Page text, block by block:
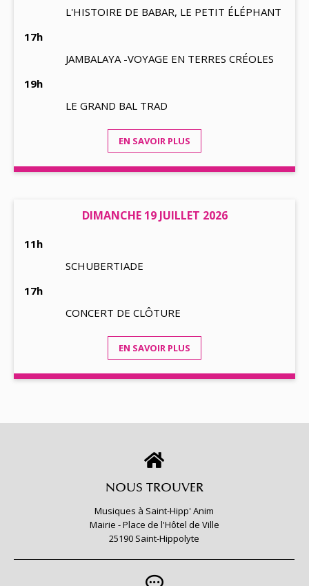
L'HISTOIRE DE BABAR, LE PETIT ÉLÉPHANT
17h
JAMBALAYA -VOYAGE EN TERRES CRÉOLES
19h
LE GRAND BAL TRAD
EN SAVOIR PLUS
DIMANCHE 19 JUILLET 2026
11h
SCHUBERTIADE
17h
CONCERT DE CLÔTURE
EN SAVOIR PLUS
NOUS TROUVER
Musiques à Saint-Hipp' Anim
Mairie - Place de l'Hôtel de Ville
25190 Saint-Hippolyte